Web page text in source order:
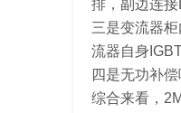
排，副边连接
三是变流器
流器自身
四是无功补
综合来看，